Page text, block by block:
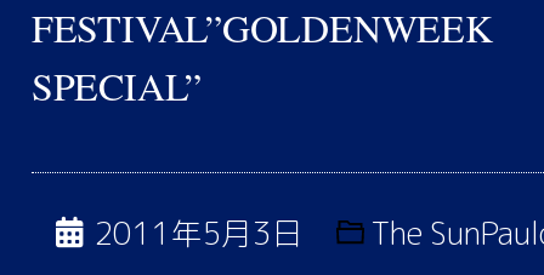
FESTIVAL”GOLDENWEEK
SPECIAL”
2011年5月3日 The